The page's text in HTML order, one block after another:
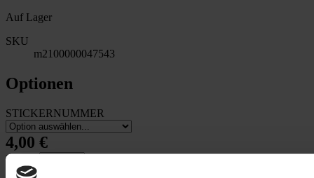
Auf Lager
SKU
m2100000047543
Optionen
STICKERNUMMER
4,00 €
Menge